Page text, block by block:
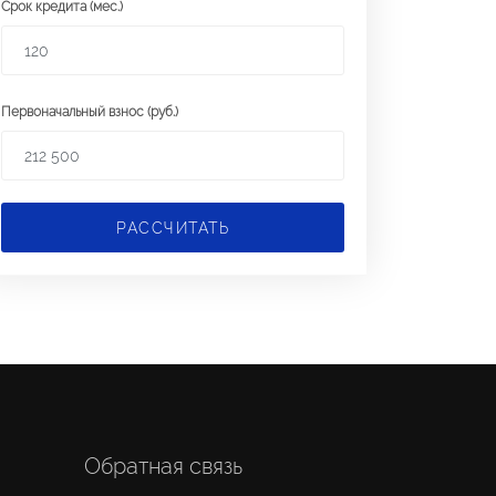
Срок кредита (мес.)
Первоначальный взнос (руб.)
РАССЧИТАТЬ
Обратная связь